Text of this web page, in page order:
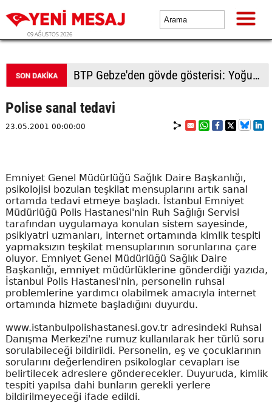
09 AĞUSTOS 2026
BTP Kocaeli'den Darıca çıkarması: Esnaf ve derneklerden yoğun ilgi
Polise sanal tedavi
23.05.2001 00:00:00
Emniyet Genel Müdürlüğü Sağlık Daire Başkanlığı,
psikolojisi bozulan teşkilat mensuplarını artık sanal
ortamda tedavi etmeye başladı. İstanbul Emniyet
Müdürlüğü Polis Hastanesi'nin Ruh Sağlığı Servisi
tarafından uygulamaya konulan sistem sayesinde,
psikiyatri uzmanları, internet ortamında kimlik tespiti
yapmaksızın teşkilat mensuplarının sorunlarına çare
oluyor. Emniyet Genel Müdürlüğü Sağlık Daire
Başkanlığı, emniyet müdürlüklerine gönderdiği yazıda,
İstanbul Polis Hastanesi'nin, personelin ruhsal
problemlerine yardımcı olabilmek amacıyla internet
ortamında hizmete başladığını duyurdu.
www.istanbulpolishastanesi.gov.tr adresindeki Ruhsal
Danışma Merkezi'ne rumuz kullanılarak her türlü soru
sorulabileceği bildirildi. Personelin, eş ve çocuklarının
sorularını değerlendiren psikologlar cevapları ise
belirtilecek adreslere gönderecekler. Duyuruda, kimlik
tespiti yapılsa dahi bunların gerekli yerlere
bildirilmeyeceği ifade edildi.